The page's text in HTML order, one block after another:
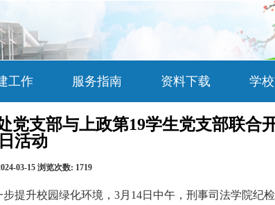
工作 服务指南 资料下载 学
支部与上政第19学生党支部联合
活动
03-15 浏览次数: 1719
提升校园绿化环境， 3月 14日中午，刑事司法学院纪